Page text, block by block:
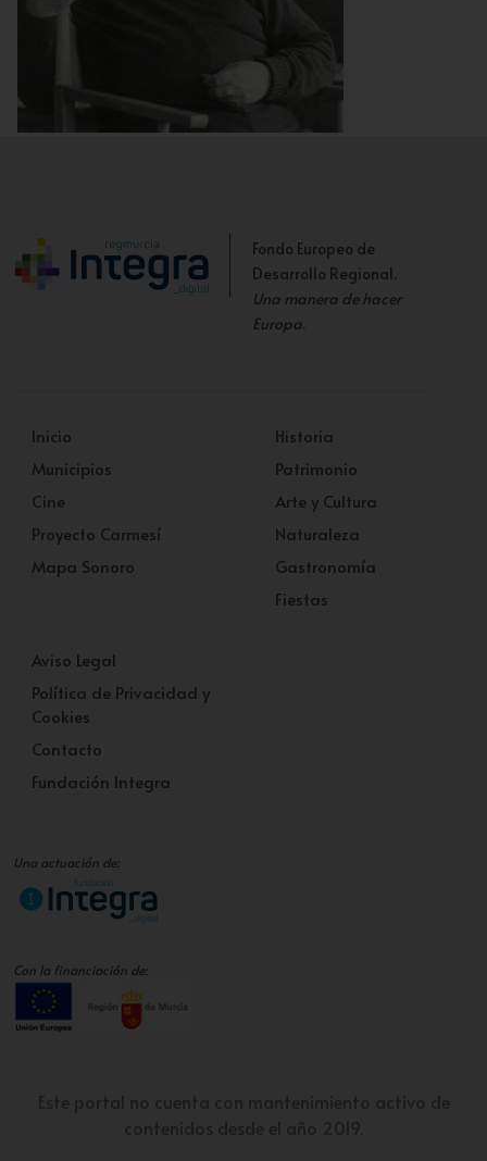
Fondo Europeo de
Desarrollo Regional.
Una manera de hacer
Europa.
Inicio
Municipios
Cine
Proyecto Carmesí
Mapa Sonoro
Historia
Patrimonio
Arte y Cultura
Naturaleza
Gastronomía
Fiestas
Aviso Legal
Política de Privacidad y
Cookies
Contacto
Fundación Integra
Una actuación de:
Con la financiación de: